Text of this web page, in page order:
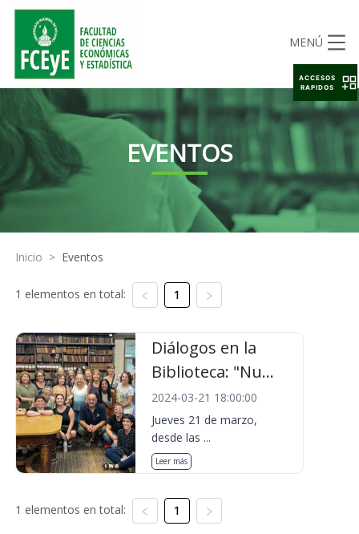
MENÚ
EVENTOS
Inicio > Eventos
1 elementos en total: 1
Diálogos en la
Biblioteca: "Nu...
2024-03-21 18:00:00
Jueves 21 de marzo,
desde las ...
Leer más
1 elementos en total: 1
ACCESOS
RAPIDOS